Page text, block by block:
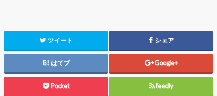
ツイート シェア
はてブ Google+
Pocket feedly